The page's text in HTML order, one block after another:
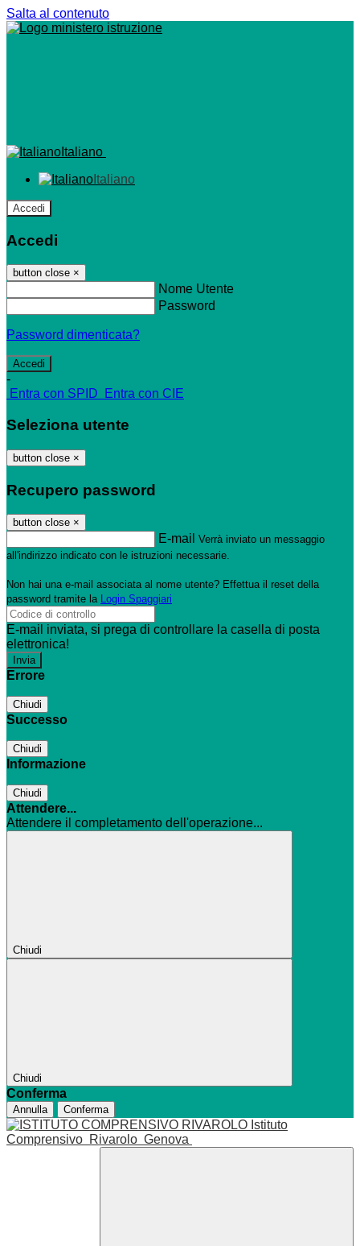
Salta al contenuto
Italiano
Italiano
Accedi
Accedi
button close ×
Nome Utente
Password
Password dimenticata?
-
Entra con SPID
Entra con CIE
Seleziona utente
button close ×
Recupero password
button close ×
E-mail Verrà inviato un messaggio
all'indirizzo indicato con le istruzioni necessarie.
Non hai una e-mail associata al nome utente? Effettua il reset della
password tramite la Login Spaggiari
E-mail inviata, si prega di controllare la casella di posta
elettronica!
Errore
Chiudi
Successo
Chiudi
Informazione
Chiudi
Attendere...
Attendere il completamento dell'operazione...
Chiudi
Chiudi
Conferma
Annulla Conferma
Istituto
Comprensivo Rivarolo Genova